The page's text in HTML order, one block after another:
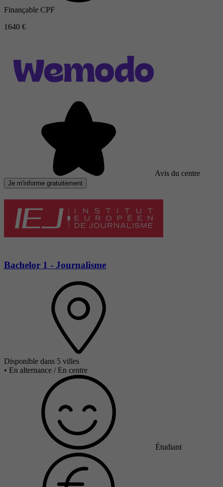
Finançable CPF
1640 €
Avis du centre
Je m'informe gratuitement
Bachelor 1 - Journalisme
Disponible dans 5 villes
• En alternance / En centre
Étudiant